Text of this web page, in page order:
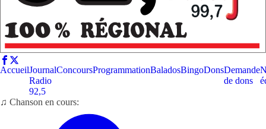
AccueilJournal
Radio
92,5
ConcoursProgrammationBaladosBingoDonsDemande
de dons
♫ Chanson en cours: